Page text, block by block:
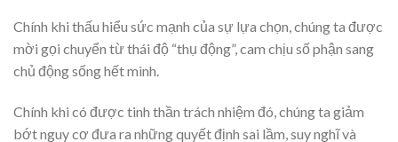
Chính khi thấu hiểu sức mạnh của sự lựa chọn, chúng ta được
mời gọi chuyển từ thái độ “thụ động”, cam chịu số phận sang
chủ động sống hết mình.
Chính khi có được tinh thần trách nhiệm đó, chúng ta giảm
bớt nguy cơ đưa ra những quyết định sai lầm, suy nghĩ và